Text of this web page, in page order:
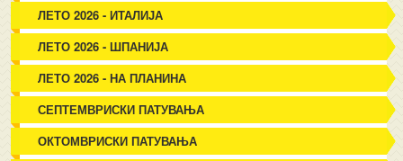
ЛЕТО 2026 - ИТАЛИЈА
ЛЕТО 2026 - ШПАНИЈА
ЛЕТО 2026 - НА ПЛАНИНА
СЕПТЕМВРИСКИ ПАТУВАЊА
ОКТОМВРИСКИ ПАТУВАЊА